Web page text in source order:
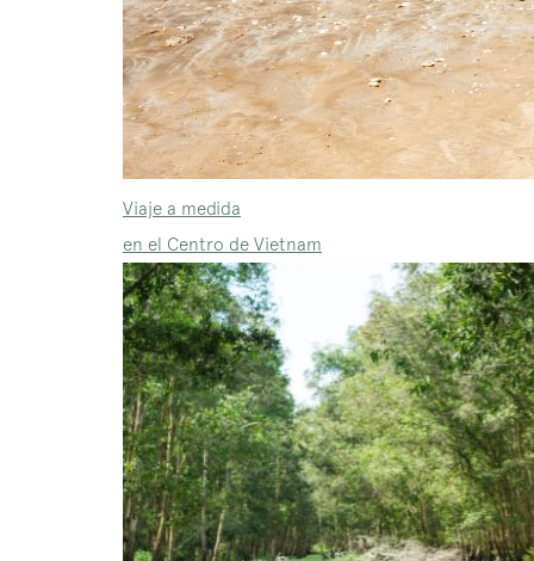
Viaje a medida
en el Centro de Vietnam